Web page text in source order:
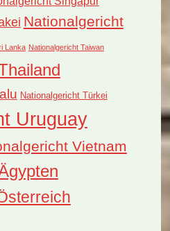
Nationalgericht
Lanka Nationalgericht Taiwan
Nationalgericht Türkei
Uruguay
Vietnam